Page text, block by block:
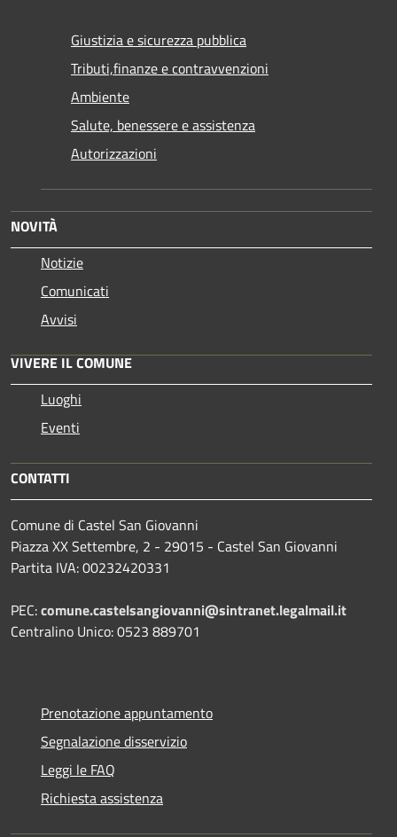
Giustizia e sicurezza pubblica
Tributi,finanze e contravvenzioni
Ambiente
Salute, benessere e assistenza
Autorizzazioni
NOVITÀ
Notizie
Comunicati
Avvisi
VIVERE IL COMUNE
Luoghi
Eventi
CONTATTI
Comune di Castel San Giovanni
Piazza XX Settembre, 2 - 29015 - Castel San Giovanni
Partita IVA: 00232420331
PEC:comune.castelsangiovanni@sintranet.legalmail.it
Centralino Unico: 0523 889701
Prenotazione appuntamento
Segnalazione disservizio
Leggi le FAQ
Richiesta assistenza